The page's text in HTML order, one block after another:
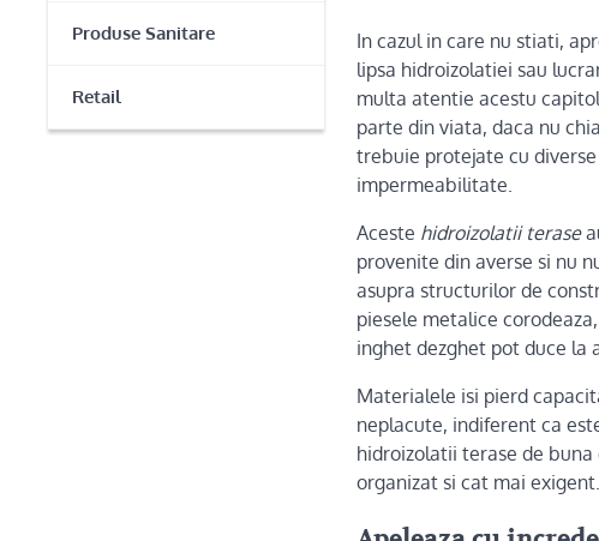
Produse Sanitare
Retail
In cazul in care nu stiati,
lipsa hidroizolatiei sau
multa atentie acestu
parte din viata, daca nu
trebuie protejate cu
impermeabilitate.
Aceste hidroizolatii terase
provenite din averse si nu
asupra structurilor de
piesele metalice
inghet dezghet pot duce la
Materialele isi pierd
neplacute, indiferent ca
hidroizolatii terase de
organizat si cat mai exigent.